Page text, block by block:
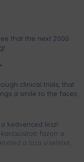
that the next 2000
clinical trials, that
a smile to the faces
kedvenced lesz!
fazon a
a laza viseletet,